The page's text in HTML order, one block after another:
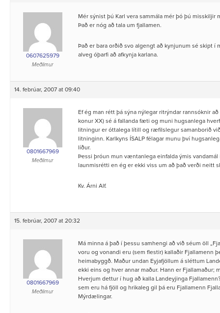
0607625979
Meðlimur
Mér sýnist þú Karl vera sammála mér þó þú misskiljir
Það er nóg að tala um fjallamen.
Það er bara orðið svo algengt að kynjunum sé skipt í
alveg óþarfi að afkynja karlana.
14. febrúar, 2007 at 09:40
0801667969
Meðlimur
Ef ég man rétt þá sýna nýlegar ritrýndar rannsóknir
konur XX) sé á fallanda fæti og muni hugsanlega
litningur er óttalega lítill og ræfilslegur samanborið
litninginn. Karlkyns ÍSALP félagar munu því
líður.
Þessi þróun mun væntanlega einfalda ýmis vandamál
launmisrétti en ég er ekki viss um að það verði neitt
Kv. Árni Alf.
15. febrúar, 2007 at 20:32
0801667969
Meðlimur
Má minna á það í þessu samhengi að við séum öll
voru og vonandi eru (sem flestir) kallaðir Fjallamenn
heimabyggð. Maður undan Eyjafjöllum á sléttum
ekki eins og hver annar maður. Hann er Fjallamaður;
Hverjum dettur í hug að kalla Landeyjinga
sem eru há fjöll og hrikaleg gil þá eru Fjallamenn
Mýrdælingar.